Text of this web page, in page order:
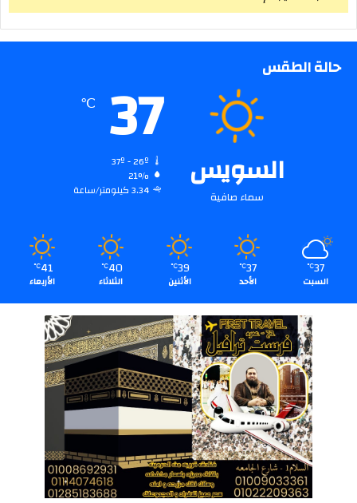
حالة الطقس
السويس
سماء صافية
37
℃
21%
3.34 كيلومتر/ساعة
37
℃
السبت
37
℃
الأحد
39
℃
الأثنين
40
℃
الثلاثاء
41
℃
الأربعاء